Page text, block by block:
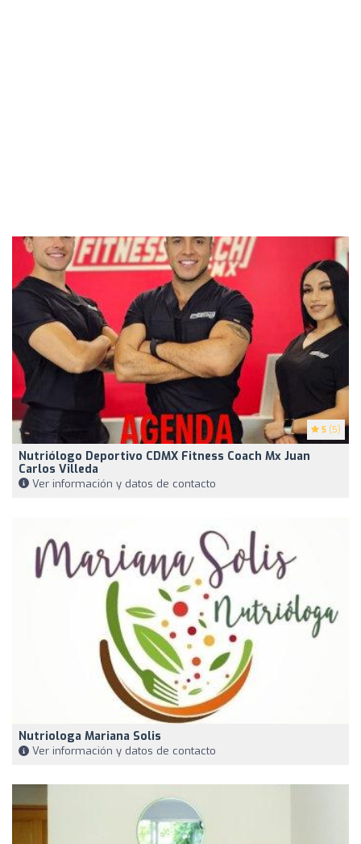
5 (5)
Nutriólogo Deportivo CDMX Fitness Coach Mx Juan
Carlos Villeda
Ver información y datos de contacto
Nutriologa Mariana Solis
Ver información y datos de contacto